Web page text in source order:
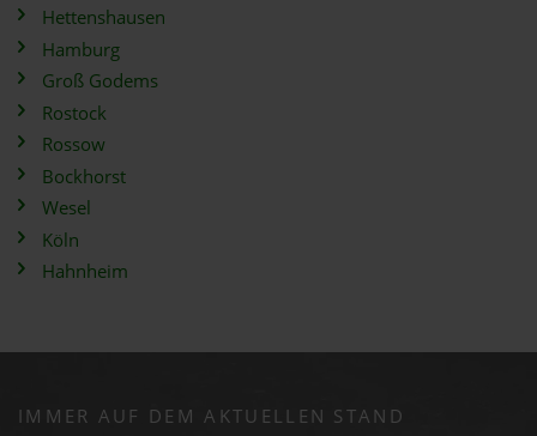
Hettenshausen
Hamburg
Groß Godems
Rostock
Rossow
Bockhorst
Wesel
Köln
Hahnheim
IMMER AUF DEM AKTUELLEN STAND